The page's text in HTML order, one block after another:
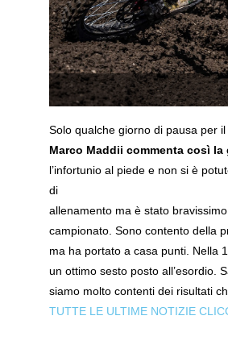
Solo qualche giorno di pausa per
Marco Maddii commenta così
l’infortunio al piede e non si è
di
allenamento ma è stato
campionato. Sono contento della
ma ha portato a casa punti. Nella
un ottimo sesto posto all’esordio.
siamo molto contenti dei risultati
TUTTE LE ULTIME NOTIZIE